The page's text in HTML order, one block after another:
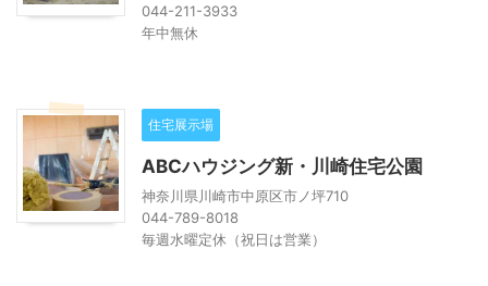
044-211-3933
年中無休
住宅展示場
ABCハウジング新・川崎住宅公園
神奈川県川崎市中原区市ノ坪710
044-789-8018
毎週水曜定休（祝日は営業）